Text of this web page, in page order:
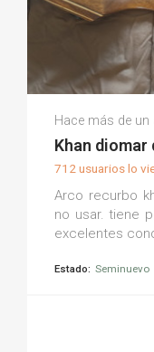
Diana D.
Hace más de un
Khan diomar
712 usuarios lo
Arco recurbo
no usar. tiene
excelentes
Estado: Seminuevo